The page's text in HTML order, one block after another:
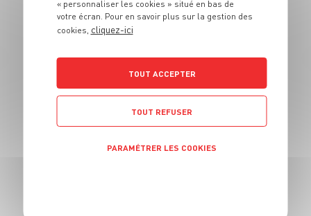
DESSERT
Bottereaux
20 min
« personnaliser les cookies » situé en bas de
votre écran. Pour en savoir plus sur la gestion des
cookies, cliquez-ici
TOUT ACCEPTER
TOUT REFUSER
PARAMÉTRER LES COOKIES